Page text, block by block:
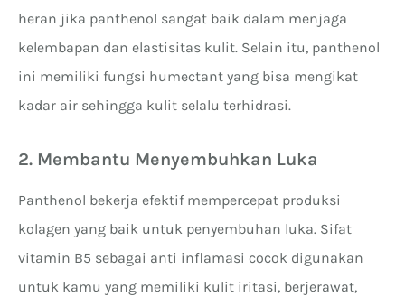
heran jika panthenol sangat baik dalam menjaga
kelembapan dan elastisitas kulit. Selain itu, panthenol
ini memiliki fungsi humectant yang bisa mengikat
kadar air sehingga kulit selalu terhidrasi.
2. Membantu Menyembuhkan Luka
Panthenol bekerja efektif mempercepat produksi
kolagen yang baik untuk penyembuhan luka. Sifat
vitamin B5 sebagai anti inflamasi cocok digunakan
untuk kamu yang memiliki kulit iritasi, berjerawat,